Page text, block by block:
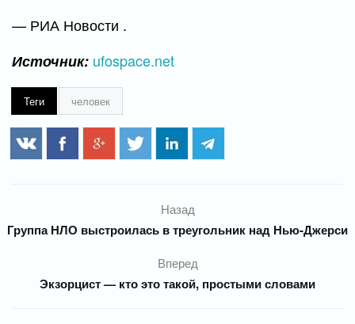
— РИА Новости .
Источник: ufospace.net
Теги человек
Назад
Группа НЛО выстроилась в треугольник над Нью-Джерси
Вперед
Экзорцист — кто это такой, простыми словами